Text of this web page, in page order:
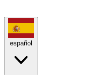
español